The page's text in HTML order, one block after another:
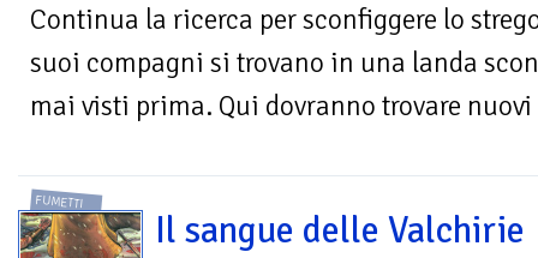
Continua la ricerca per sconfiggere lo
suoi compagni si trovano in una landa
mai visti prima. Qui dovranno trovare
FUMETTI
Il sangue delle Valchirie